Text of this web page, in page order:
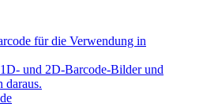
für die Verwendung in
und 2D-Barcode-Bilder und
daraus.